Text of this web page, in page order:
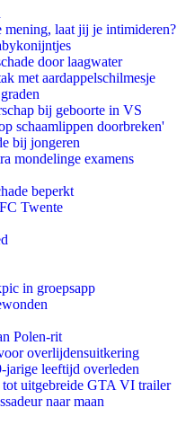
mening, laat jij je intimideren?
door laagwater
met aardappelschilmesje
bij geboorte in VS
schaamlippen doorbreken'
bij jongeren
mondelinge examens
beperkt
Twente
in groepsapp
Polen-rit
overlijdensuitkering
jarige leeftijd overleden
tot uitgebreide GTA VI trailer
naar maan